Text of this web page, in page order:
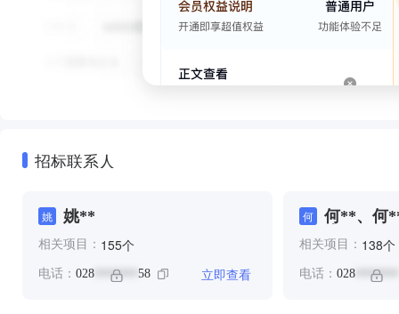
招标联系人
姚 姚**
相关项目： 155个
电话： 028 ******* 58 立即查看
何
何**、何
相关项目： 138个
电话： 028*******